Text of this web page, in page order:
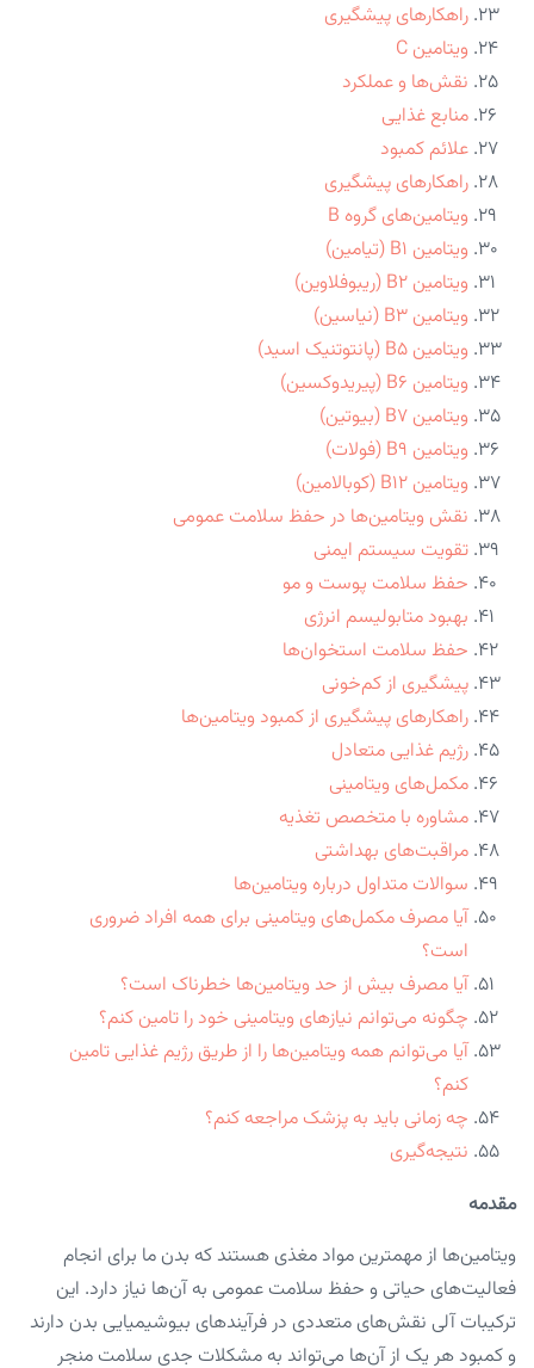
راهکارهای پیشگیری
ویتامین C
نقش‌ها و عملکرد
منابع غذایی
علائم کمبود
راهکارهای پیشگیری
ویتامین‌های گروه B
ویتامین B1 (تیامین)
ویتامین B2 (ریبوفلاوین)
ویتامین B3 (نیاسین)
ویتامین B5 (پانتوتنیک اسید)
ویتامین B6 (پیریدوکسین)
ویتامین B7 (بیوتین)
ویتامین B9 (فولات)
ویتامین B12 (کوبالامین)
نقش ویتامین‌ها در حفظ سلامت عمومی
تقویت سیستم ایمنی
حفظ سلامت پوست و مو
بهبود متابولیسم انرژی
حفظ سلامت استخوان‌ها
پیشگیری از کم‌خونی
راهکارهای پیشگیری از کمبود ویتامین‌ها
رژیم غذایی متعادل
مکمل‌های ویتامینی
مشاوره با متخصص تغذیه
مراقبت‌های بهداشتی
سوالات متداول درباره ویتامین‌ها
آیا مصرف مکمل‌های ویتامینی برای همه افراد ضروری
است؟
آیا مصرف بیش از حد ویتامین‌ها خطرناک است؟
چگونه می‌توانم نیازهای ویتامینی خود را تامین کنم؟
آیا می‌توانم همه ویتامین‌ها را از طریق رژیم غذایی تامین
کنم؟
چه زمانی باید به پزشک مراجعه کنم؟
نتیجه‌گیری
مقدمه
ویتامین‌ها از مهمترین مواد مغذی هستند که بدن ما برای انجام
فعالیت‌های حیاتی و حفظ سلامت عمومی به آن‌ها نیاز دارد. این
ترکیبات آلی نقش‌های متعددی در فرآیندهای بیوشیمیایی بدن دارند
و کمبود هر یک از آن‌ها می‌تواند به مشکلات جدی سلامت منجر